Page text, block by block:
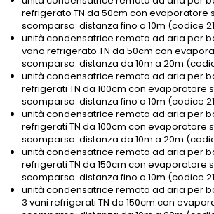
refrigerato TN da 50cm con evaporatore
scomparsa: distanza fino a 10m (codice
unità condensatrice remota ad aria per
vano refrigerato TN da 50cm con
scomparsa: distanza da 10m a 20m
unità condensatrice remota ad aria per
refrigerati TN da 100cm con evaporatore
scomparsa: distanza fino a 10m (codice
unità condensatrice remota ad aria per
refrigerati TN da 100cm con evaporatore
scomparsa: distanza da 10m a 20m
unità condensatrice remota ad aria per
refrigerati TN da 150cm con evaporatore
scomparsa: distanza fino a 10m (codice
unità condensatrice remota ad aria per
3 vani refrigerati TN da 150cm con